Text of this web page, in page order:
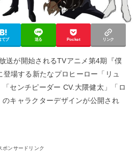
てブ 送る Pocket リンク
送が開始されるTVアニメ第4期『僕
場する新たなプロヒーロー「リュ
センチピーダー CV.大隈健太」「ロ
のキャラクターデザインが公開され
ポンサードリンク